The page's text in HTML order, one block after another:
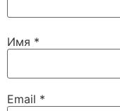
Имя *
Email *